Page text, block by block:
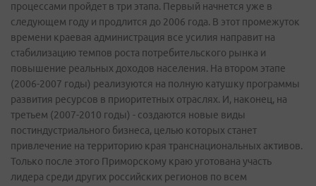
процессами пройдет в три этапа. Первый начнется уже в
следующем году и продлится до 2006 года. В этот промежуток
времени краевая администрация все усилия направит на
стабилизацию темпов роста потребительского рынка и
повышение реальных доходов населения. На втором этапе
(2006-2007 годы) реализуются на полную катушку программы
развития ресурсов в приоритетных отраслях. И, наконец, на
третьем (2007-2010 годы) - создаются новые виды
постиндустриального бизнеса, целью которых станет
привлечение на территорию края транснациональных активов.
Только после этого Приморскому краю уготована участь
лидера среди других российских регионов по всем